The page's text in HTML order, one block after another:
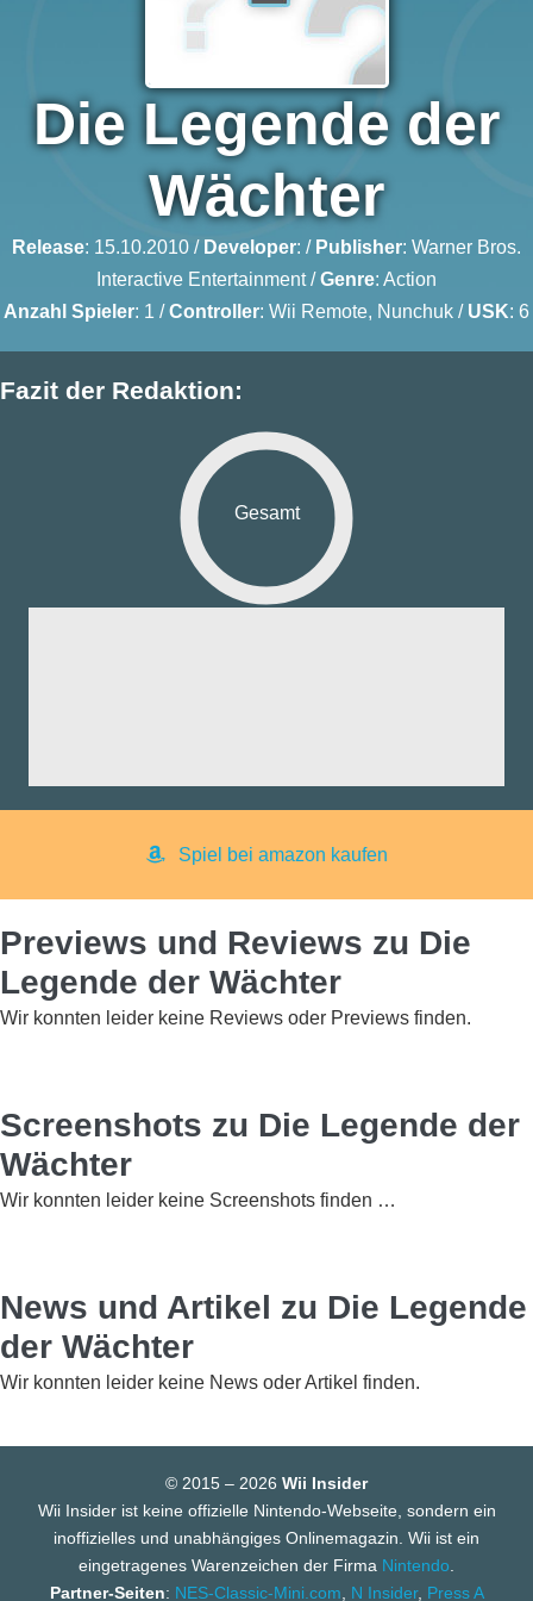
Die Legende der
Wächter
Release: 15.10.2010 / Developer: / Publisher: Warner Bros.
Interactive Entertainment/Genre: Action
Anzahl Spieler: 1 /Controller: Wii Remote, Nunchuk / USK: 6
Fazit der Redaktion:
Gesamt
Spiel bei amazon kaufen
Previews und Reviews zu Die
Legende der Wächter
Wir konnten leider keine Reviews oder Previews finden.
Screenshots zu Die Legende der
Wächter
Wir konnten leider keine Screenshots finden …
News und Artikel zu Die Legende
der Wächter
Wir konnten leider keine News oder Artikel finden.
© 2015 – 2026 Wii Insider
Wii Insider ist keine offizielle Nintendo-Webseite, sondern ein
inoffizielles und unabhängiges Onlinemagazin. Wii ist ein
eingetragenes Warenzeichen der Firma Nintendo.
Partner-Seiten: NES-Classic-Mini.com, N Insider, Press A